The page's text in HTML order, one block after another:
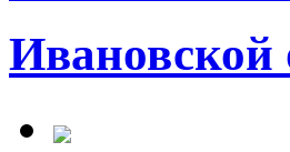
Ивановской